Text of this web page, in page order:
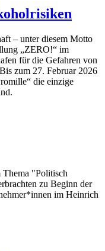
– unter diesem Motto
„ZERO!“ im
für die Gefahren von
zum 27. Februar 2026
die einzige
Thema "Politisch
zu Beginn der
im Heinrich